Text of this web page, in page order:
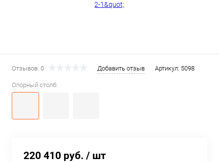
Отзывов: 0 Добавить отзыв Артикул: 5098
Опорный столб:
220 410 руб. / шт